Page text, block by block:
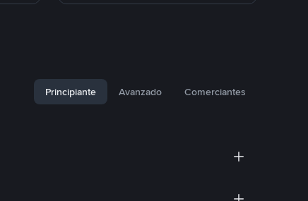
Principiante Avanzado Comerciantes